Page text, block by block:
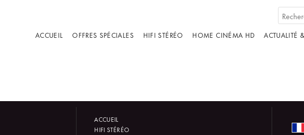
ACCUEIL OFFRES SPÉCIALES HIFI STÉRÉO HOME CINÉMA HD ACTUALITÉ
ACCUEIL
HIFI STÉRÉO